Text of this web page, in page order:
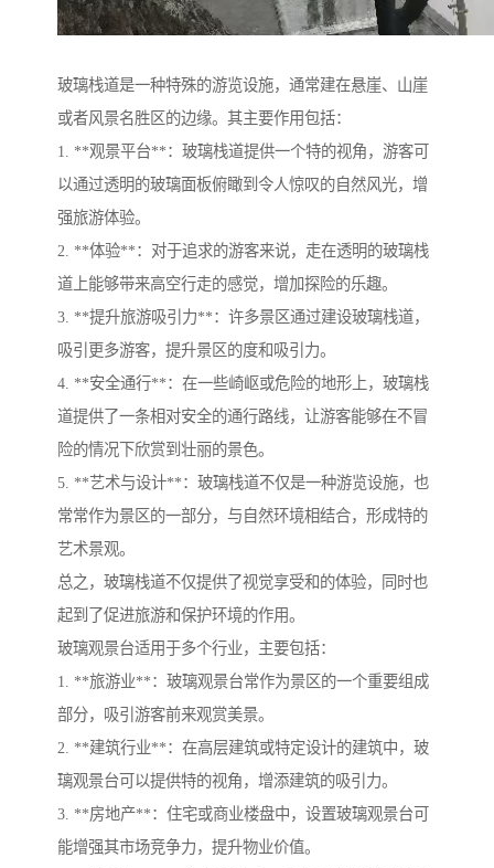
玻璃栈道是一种特殊的游览设施，通常建在悬崖、山崖
或者风景名胜区的边缘。其主要作用包括：
1. **观景平台**：玻璃栈道提供一个特的视角，游客可
以通过透明的玻璃面板俯瞰到令人惊叹的自然风光，增
强旅游体验。
2. **体验**：对于追求的游客来说，走在透明的玻璃栈
道上能够带来高空行走的感觉，增加探险的乐趣。
3. **提升旅游吸引力**：许多景区通过建设玻璃栈道，
吸引更多游客，提升景区的度和吸引力。
4. **安全通行**：在一些崎岖或危险的地形上，玻璃栈
道提供了一条相对安全的通行路线，让游客能够在不冒
险的情况下欣赏到壮丽的景色。
5. **艺术与设计**：玻璃栈道不仅是一种游览设施，也
常常作为景区的一部分，与自然环境相结合，形成特的
艺术景观。
总之，玻璃栈道不仅提供了视觉享受和的体验，同时也
起到了促进旅游和保护环境的作用。
玻璃观景台适用于多个行业，主要包括：
1. **旅游业**：玻璃观景台常作为景区的一个重要组成
部分，吸引游客前来观赏美景。
2. **建筑行业**：在高层建筑或特定设计的建筑中，玻
璃观景台可以提供特的视角，增添建筑的吸引力。
3. **房地产**：住宅或商业楼盘中，设置玻璃观景台可
能增强其市场竞争力，提升物业价值。